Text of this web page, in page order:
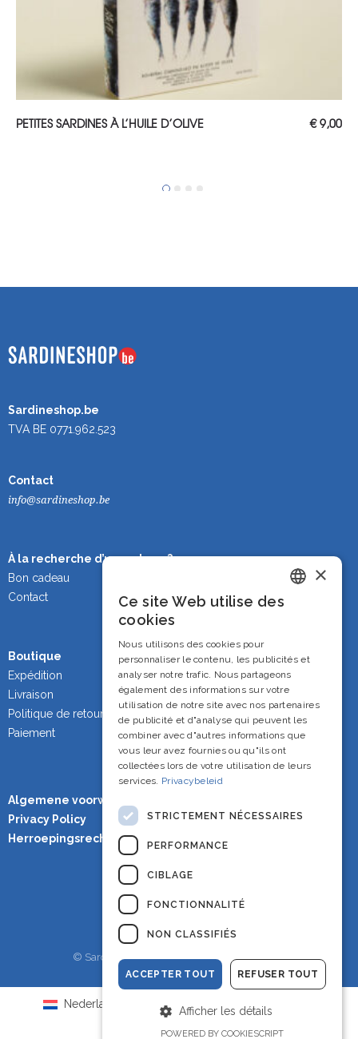
AJOUTER AU PANIER
PETITES SARDINES À L’HUILE D’OLIVE €9,00
Sardineshop.be
TVA BE 0771.962.523
Contact
info@sardineshop.be
À la recherche d’un cadeau ?
Bon cadeau
Contact
Boutique
Expédition
Livraison
Politique de retour
Paiement
Algemene voorwaarden
Privacy Policy
Herroepingsrecht
© Sardineshop - Alle rechten voorbehouden.
Nederlands Néerlandais) English
×
Ce site Web utilise des
cookies
Nous utilisons des cookies pour
personnaliser le contenu, les publicités et
analyser notre trafic. Nous partageons
également des informations sur votre
utilisation de notre site avec nos partenaires
de publicité et d"analyse qui peuvent les
combiner avec d"autres informations que
vous leur avez fournies ou qu"ils ont
collectées lors de votre utilisation de leurs
services. Privacybeleid
STRICTEMENT NÉCESSAIRES
PERFORMANCE
CIBLAGE
FONCTIONNALITÉ
NON CLASSIFIÉS
ACCEPTER TOUT REFUSER TOUT
Afficher les détails
POWERED BY COOKIESCRIPT